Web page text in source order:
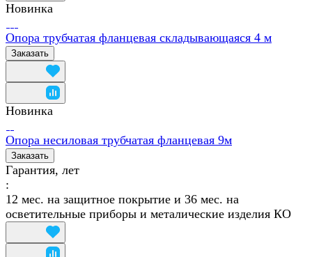
Новинка
Опора трубчатая фланцевая складывающаяся 4 м
Заказать
Новинка
Опора несиловая трубчатая фланцевая 9м
Заказать
Гарантия, лет
:
12 мес. на защитное покрытие и 36 мес. на
осветительные приборы и металические изделия КО